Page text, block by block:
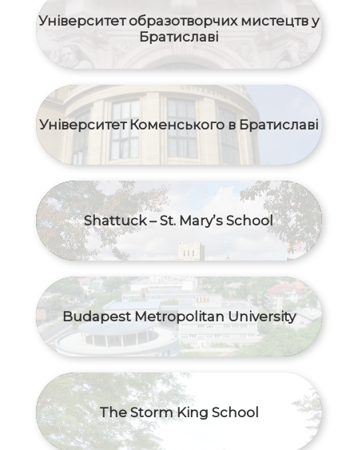
Університет образотворчих мистецтв у
Братиславі
Університет Коменського в Братиславі
Shattuck – St. Mary’s School
Budapest Metropolitan University
The Storm King School